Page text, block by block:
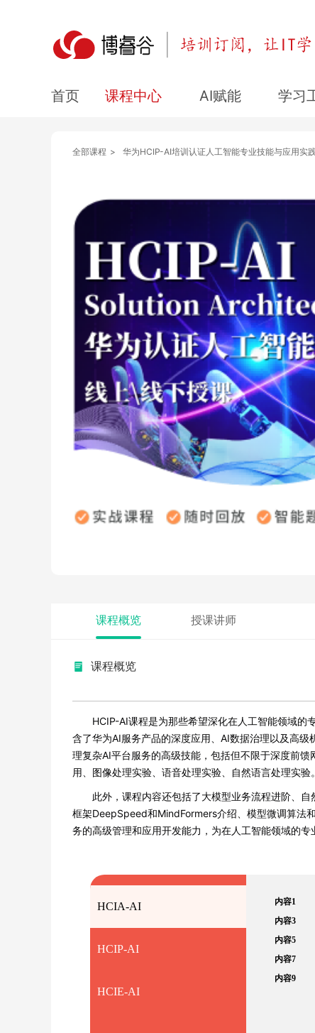
首页 课程中心 AI赋能 学习
全部课程 > 华为HCIP-AI培训认证人工智能专业技能与应用实
课程概览 授课讲师
课程概览
HCIP-AI课程是为那些希望深化在人工智能领域的
含了华为AI服务产品的深度应用、AI数据治理以及高
理复杂AI平台服务的高级技能，包括但不限于深度前
用、图像处理实验、语音处理实验、自然语言处理实验。
此外，课程内容还包括了大模型业务流程进阶、
框架DeepSpeed和MindFormers介绍、模型微调算法
务的高级管理和应用开发能力，为在人工智能领域的专
HCIA-AI
HCIP-AI
HCIE-AI
内容1
内容3
内容5
内容7
内容9